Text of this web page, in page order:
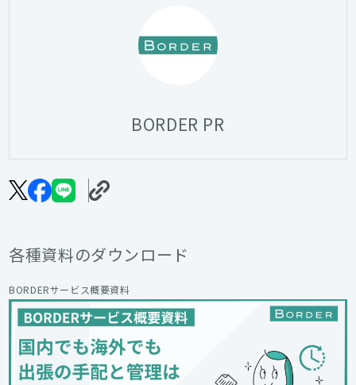
BORDER PR
各種資料のダウンロード
BORDERサービス概要資料